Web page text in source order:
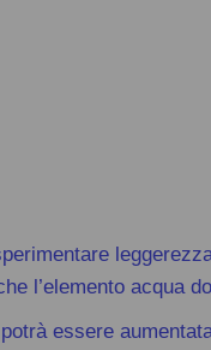
l’elemento acqua
potrà essere